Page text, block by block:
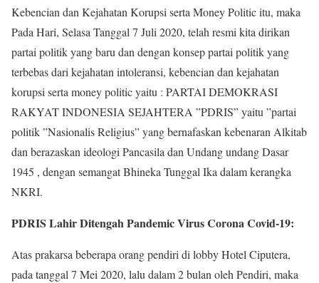
Kebencian dan Kejahatan Korupsi serta Money Politic itu, maka
Pada Hari, Selasa Tanggal 7 Juli 2020, telah resmi kita dirikan
partai politik yang baru dan dengan konsep partai politik yang
terbebas dari kejahatan intoleransi, kebencian dan kejahatan
korupsi serta money politic yaitu : PARTAI DEMOKRASI
RAKYAT INDONESIA SEJAHTERA ”PDRIS” yaitu ”partai
politik ”Nasionalis Religius” yang bernafaskan kebenaran Alkitab
dan berazaskan ideologi Pancasila dan Undang undang Dasar
1945 , dengan semangat Bhineka Tunggal Ika dalam kerangka
NKRI.
PDRIS Lahir Ditengah Pandemic Virus Corona Covid-19:
Atas prakarsa beberapa orang pendiri di lobby Hotel Ciputera,
pada tanggal 7 Mei 2020, lalu dalam 2 bulan oleh Pendiri, maka